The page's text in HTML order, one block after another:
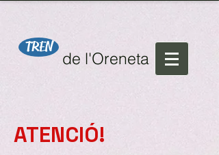
TREN
de l'Oreneta
ATENCIÓ!